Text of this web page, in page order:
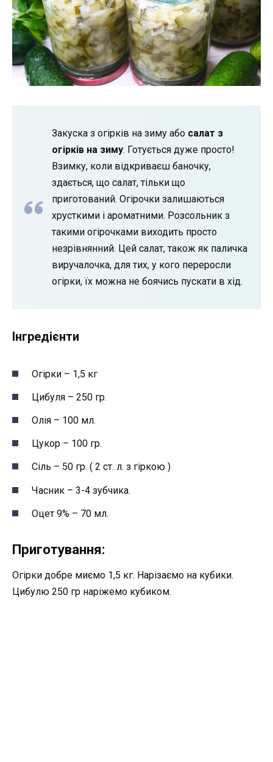
Закуска з огірків на зиму або салат з
огірків на зиму. Готується дуже просто!
Взимку, коли відкриваєш баночку,
здається, що салат, тільки що
приготований. Огірочки залишаються
хрусткими і ароматними. Розсольник з
такими огірочками виходить просто
незрівнянний. Цей салат, також як паличка
виручалочка, для тих, у кого переросли
огірки, їх можна не боячись пускати в хід.
Інгредієнти
Огірки – 1,5 кг
Цибуля – 250 гр.
Олія – 100 мл.
Цукор – 100 гр.
Сіль – 50 гр. ( 2 ст. л. з гіркою )
Часник – 3-4 зубчика.
Оцет 9% – 70 мл.
Приготування:
Огірки добре миємо 1,5 кг. Нарізаємо на кубики.
Цибулю 250 гр наріжемо кубиком.